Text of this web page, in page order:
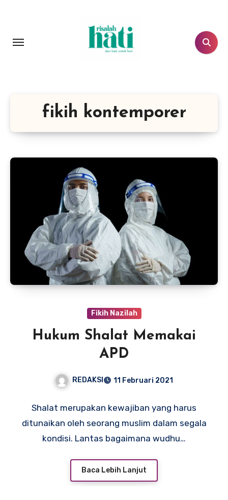
fikih kontemporer
Fikih Nazilah
Hukum Shalat Memakai
APD
REDAKSI 11 Februari 2021
Shalat merupakan kewajiban yang harus
ditunaikan oleh seorang muslim dalam segala
kondisi. Lantas bagaimana wudhu…
Baca Lebih Lanjut